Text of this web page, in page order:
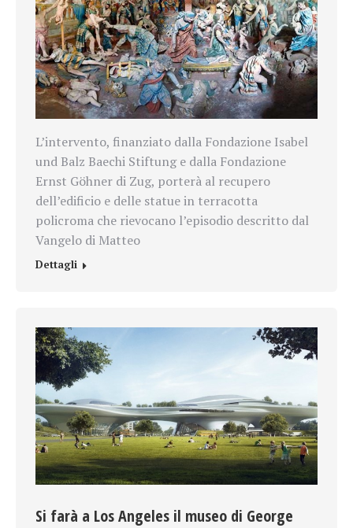
L’intervento, finanziato dalla Fondazione Isabel
und Balz Baechi Stiftung e dalla Fondazione
Ernst Göhner di Zug, porterà al recupero
dell’edificio e delle statue in terracotta
policroma che rievocano l’episodio descritto dal
Vangelo di Matteo
Dettagli
Si farà a Los Angeles il museo di George